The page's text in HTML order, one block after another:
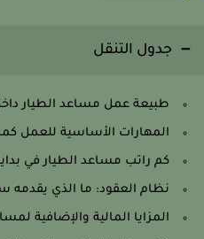
جدول التنقل
طبيعة عمل مساعد الطيار داخل
المهارات الأساسية للعمل
كم راتب مساعد الطيار في بداية
نظام العقود: ما الذي يقدمه
المزايا المالية والإضافية